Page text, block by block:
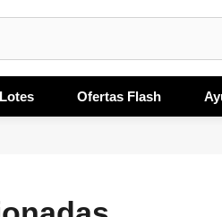
Ofertas Flash